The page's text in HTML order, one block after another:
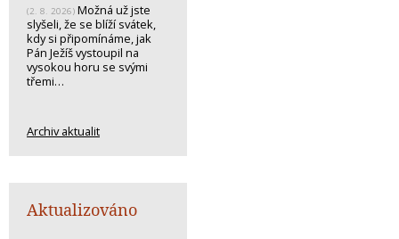
(2. 8. 2026) Možná už jste
slyšeli, že se blíží svátek,
kdy si připomínáme, jak
Pán Ježíš vystoupil na
vysokou horu se svými
třemi…
Archiv aktualit
Aktualizováno